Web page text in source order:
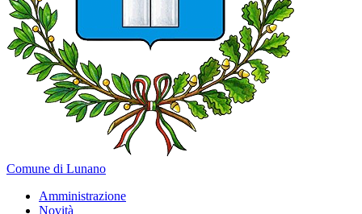
Comune di Lunano
Amministrazione
Novità